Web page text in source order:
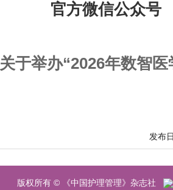
官方微信公众号
关于举办“2026年数智
发布
版权所有 © 《中国护理管理》杂志社